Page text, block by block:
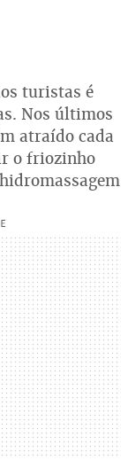
turistas é
Nos últimos
atraído cada
o friozinho